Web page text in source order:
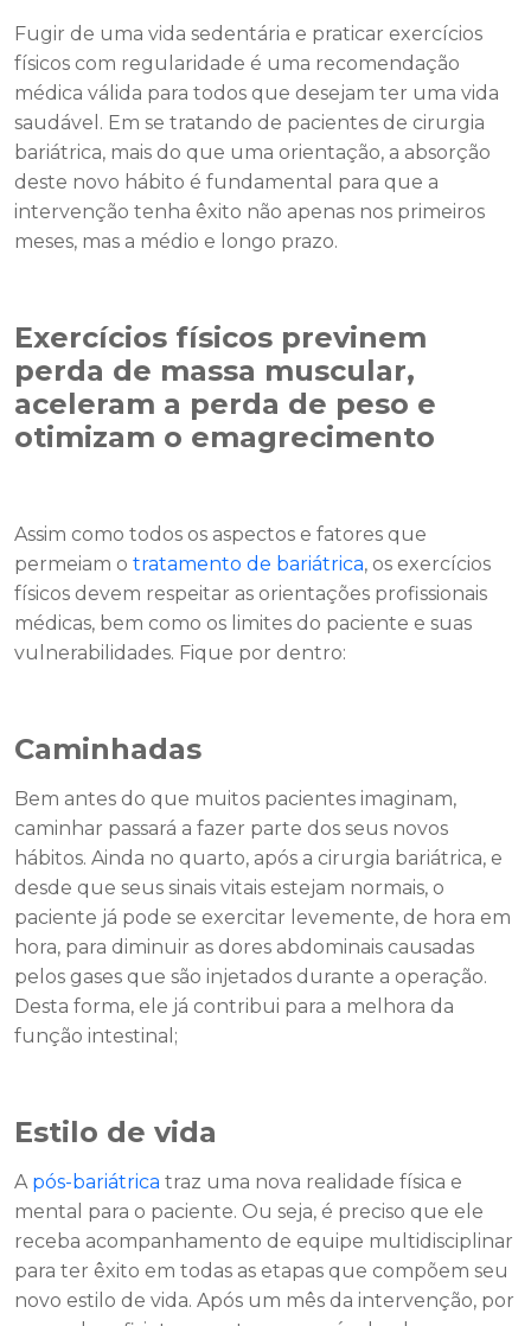
Fugir de uma vida sedentária e praticar exercícios
físicos com regularidade é uma recomendação
médica válida para todos que desejam ter uma vida
saudável. Em se tratando de pacientes de cirurgia
bariátrica, mais do que uma orientação, a absorção
deste novo hábito é fundamental para que a
intervenção tenha êxito não apenas nos primeiros
meses, mas a médio e longo prazo.
Exercícios físicos previnem
perda de massa muscular,
aceleram a perda de peso e
otimizam o emagrecimento
Assim como todos os aspectos e fatores que
permeiam o tratamento de bariátrica, os exercícios
físicos devem respeitar as orientações profissionais
médicas, bem como os limites do paciente e suas
vulnerabilidades. Fique por dentro:
Caminhadas
Bem antes do que muitos pacientes imaginam,
caminhar passará a fazer parte dos seus novos
hábitos. Ainda no quarto, após a cirurgia bariátrica, e
desde que seus sinais vitais estejam normais, o
paciente já pode se exercitar levemente, de hora em
hora, para diminuir as dores abdominais causadas
pelos gases que são injetados durante a operação.
Desta forma, ele já contribui para a melhora da
função intestinal;
Estilo de vida
A pós-bariátrica traz uma nova realidade física e
mental para o paciente. Ou seja, é preciso que ele
receba acompanhamento de equipe multidisciplinar
para ter êxito em todas as etapas que compõem seu
novo estilo de vida. Após um mês da intervenção, por